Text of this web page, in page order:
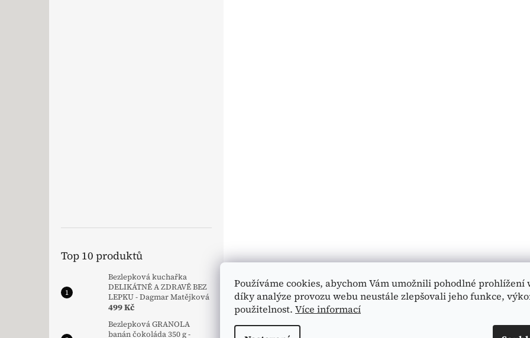
Používáme cookies, abychom Vám umožnili pohodlné prohlížení
díky analýze provozu webu neustále zlepšovali jeho funkce,
použitelnost. Více informací
Top 10 produktů
Bezlepková kuchařka
DELIKÁTNĚ A ZDRAVĚ BEZ
LEPKU - Dagmar Matějková
499 Kč
Bezlepková GRANOLA
banán čokoláda 350 g -